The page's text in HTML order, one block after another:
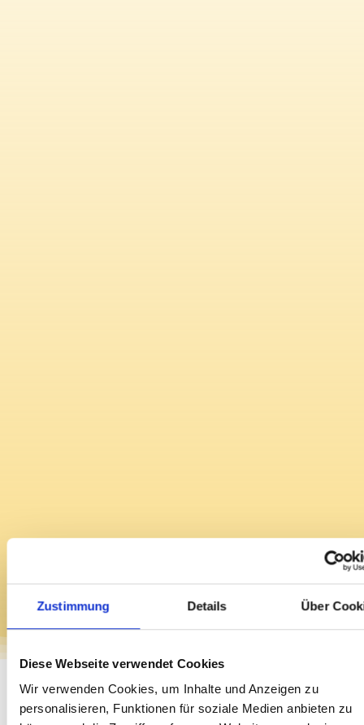
Zustimmung Details Über
Diese Webseite verwendet Cookies
Wir verwenden Cookies, um Inhalte und Anzeigen zu
personalisieren, Funktionen für soziale Medien anbieten zu